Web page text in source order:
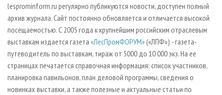
lesprominform.ru регулярно публикуются новости, доступен полный
архив журнала. Сайт постоянно обновляется и отличается высокой
посещаемостью. С 2005 года к крупнейшим российским отраслевым
выставкам издается газета «ЛесПромФОРУМ»(«ЛПФ») - газета-
путеводитель по выставкам, тираж от 5000 до 10 000 экз. На ее
страницах печатается справочная информация: список участников,
планировка павильонов, план деловой программы, сведения о
новинках выставки, а также полезные и актуальные статьи по